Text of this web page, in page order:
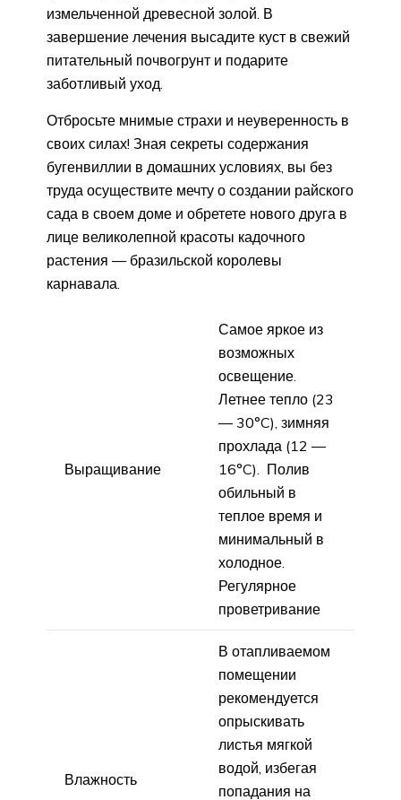
измельченной древесной золой. В
завершение лечения высадите куст в свежий
питательный почвогрунт и подарите
заботливый уход.
Отбросьте мнимые страхи и неуверенность в
своих силах! Зная секреты содержания
бугенвиллии в домашних условиях, вы без
труда осуществите мечту о создании райского
сада в своем доме и обретете нового друга в
лице великолепной красоты кадочного
растения — бразильской королевы
карнавала.
Выращивание
Самое яркое из
возможных
освещение.
Летнее тепло (23
— 30°C), зимняя
прохлада (12 —
16°C). Полив
обильный в
теплое время и
минимальный в
холодное.
Регулярное
проветривание
Влажность
В отапливаемом
помещении
рекомендуется
опрыскивать
листья мягкой
водой, избегая
попадания на